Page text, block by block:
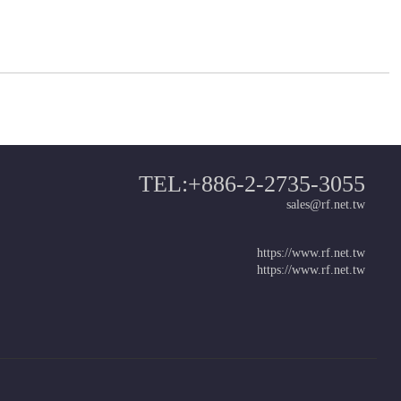
TEL:+886-2-2735-3055
sales@rf.net.tw
https://www.rf.net.tw
https://www.rf.net.tw